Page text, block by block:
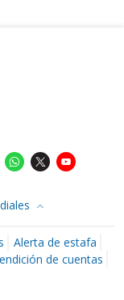
Alerta de estafa
de cuentas